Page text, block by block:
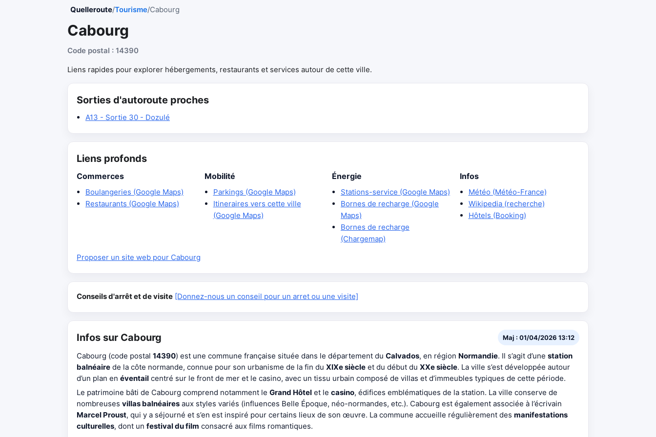
Quelleroute/Tourisme/Cabourg
Cabourg
Code postal : 14390
Liens rapides pour explorer hébergements, restaurants et services autour de cette ville.
Sorties d'autoroute proches
A13 - Sortie 30 - Dozulé
Liens profonds
Commerces
Boulangeries (Google Maps)
Restaurants (Google Maps)
Mobilité
Parkings (Google Maps)
Itineraires vers cette ville
(Google Maps)
Énergie
Stations-service (Google Maps)
Bornes de recharge (Google
Maps)
Bornes de recharge
(Chargemap)
Infos
Météo (Météo-France)
Wikipedia (recherche)
Hôtels (Booking)
Proposer un site web pour Cabourg
Conseils d'arrêt et de visite [Donnez-nous un conseil pour un arret ou une visite]
Infos sur Cabourg Maj : 01/04/2026 13:12
Cabourg (code postal 14390) est une commune française située dans le département du Calvados, en région Normandie. Il s’agit d’une station
balnéaire de la côte normande, connue pour son urbanisme de la fin du XIXe siècle et du début du XXe siècle. La ville s’est développée autour
d’un plan en éventail centré sur le front de mer et le casino, avec un tissu urbain composé de villas et d’immeubles typiques de cette période.
Le patrimoine bâti de Cabourg comprend notamment le Grand Hôtel et le casino, édifices emblématiques de la station. La ville conserve de
nombreuses villas balnéaires aux styles variés (influences Belle Époque, néo-normandes, etc.). Cabourg est également associée à l’écrivain
Marcel Proust, qui y a séjourné et s’en est inspiré pour certains lieux de son œuvre. La commune accueille régulièrement des manifestations
culturelles, dont un festival du film consacré aux films romantiques.